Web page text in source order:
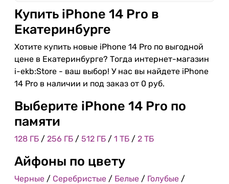
Купить iPhone 14 Pro в
Екатеринбурге
Хотите купить новые iPhone 14 Pro по выгодной
цене в Екатеринбурге? Тогда интернет-магазин
i-ekb:Store - ваш выбор! У нас вы найдете iPhone
14 Pro в наличии и под заказ от 0 руб.
Выберите iPhone 14 Pro по
памяти
128 ГБ / 256 ГБ / 512 ГБ / 1 ТБ / 2 ТБ
Айфоны по цвету
Черные / Серебристые / Белые / Голубые /